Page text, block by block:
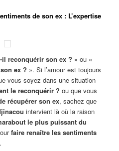
de son ex : L’expertise
il reconquérir son ex ? » ou «
ex ? ». Si l’amour est toujours
vous soyez dans une situation
le reconquérir ? ou que vous
récupérer son ex, sachez que
intervient là où la raison
le plus puissant du
faire renaître les sentiments